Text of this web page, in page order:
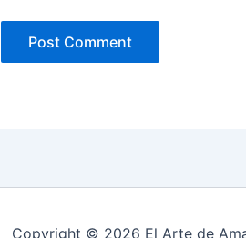
Copyright © 2026 El Arte de